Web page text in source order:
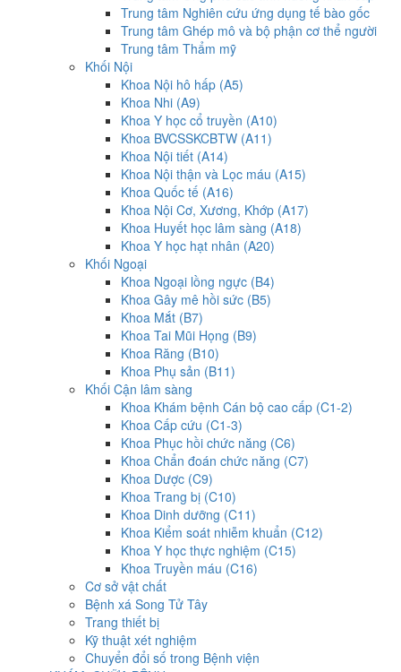
Trung tâm Nghiên cứu ứng dụng tế bào gốc
Trung tâm Ghép mô và bộ phận cơ thể người
Trung tâm Thẩm mỹ
Khối Nội
Khoa Nội hô hấp (A5)
Khoa Nhi (A9)
Khoa Y học cổ truyền (A10)
Khoa BVCSSKCBTW (A11)
Khoa Nội tiết (A14)
Khoa Nội thận và Lọc máu (A15)
Khoa Quốc tế (A16)
Khoa Nội Cơ, Xương, Khớp (A17)
Khoa Huyết học lâm sàng (A18)
Khoa Y học hạt nhân (A20)
Khối Ngoại
Khoa Ngoại lồng ngực (B4)
Khoa Gây mê hồi sức (B5)
Khoa Mắt (B7)
Khoa Tai Mũi Họng (B9)
Khoa Răng (B10)
Khoa Phụ sản (B11)
Khối Cận lâm sàng
Khoa Khám bệnh Cán bộ cao cấp (C1-2)
Khoa Cấp cứu (C1-3)
Khoa Phục hồi chức năng (C6)
Khoa Chẩn đoán chức năng (C7)
Khoa Dược (C9)
Khoa Trang bị (C10)
Khoa Dinh dưỡng (C11)
Khoa Kiểm soát nhiễm khuẩn (C12)
Khoa Y học thực nghiệm (C15)
Khoa Truyền máu (C16)
Cơ sở vật chất
Bệnh xá Song Tử Tây
Trang thiết bị
Kỹ thuật xét nghiệm
Chuyển đổi số trong Bệnh viện